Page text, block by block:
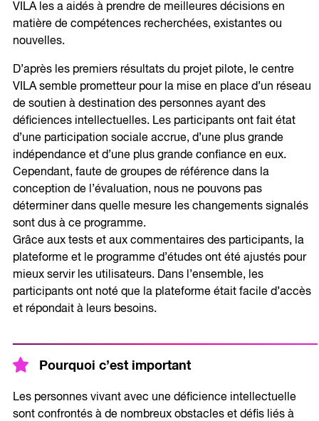
VILA les a aidés à prendre de meilleures décisions en
matière de compétences recherchées, existantes ou
nouvelles.
D’après les premiers résultats du projet pilote, le centre
VILA semble prometteur pour la mise en place d’un réseau
de soutien à destination des personnes ayant des
déficiences intellectuelles. Les participants ont fait état
d’une participation sociale accrue, d’une plus grande
indépendance et d’une plus grande confiance en eux.
Cependant, faute de groupes de référence dans la
conception de l’évaluation, nous ne pouvons pas
déterminer dans quelle mesure les changements signalés
sont dus à ce programme.
Grâce aux tests et aux commentaires des participants, la
plateforme et le programme d’études ont été ajustés pour
mieux servir les utilisateurs. Dans l’ensemble, les
participants ont noté que la plateforme était facile d’accès
et répondait à leurs besoins.
Pourquoi c’est important
Les personnes vivant avec une déficience intellectuelle
sont confrontés à de nombreux obstacles et défis liés à